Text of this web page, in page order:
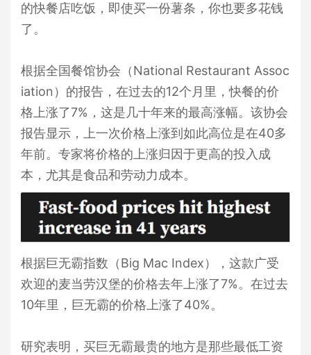
的快餐店吃饭，即使买一份薯条，你也要多花钱
了。
根据全国餐馆协会（National Restaurant Assoc
iation）的报告，在过去的12个月里，快餐的价
格上涨了7%，这是几十年来的最高涨幅。该协会
报告显示，上一次价格上涨到如此高位是在40多
年前。专家将价格的上涨归因于更高的投入成
本，尤其是食品和劳动力成本。
根据巨无霸指数（Big Mac Index），这款广受
欢迎的麦当劳汉堡的价格去年上涨了7%。在过去
10年里，巨无霸的价格上涨了40%。
研究表明，买巨无霸最贵的地方是那些最低工资
n